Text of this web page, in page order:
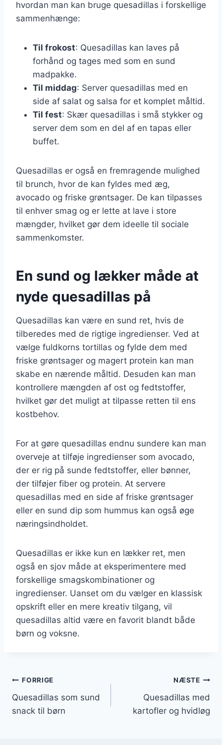
hvordan man kan bruge quesadillas i forskellige
sammenhænge:
Til frokost: Quesadillas kan laves på
forhånd og tages med som en sund
madpakke.
Til middag: Server quesadillas med en
side af salat og salsa for et komplet måltid.
Til fest: Skær quesadillas i små stykker og
server dem som en del af en tapas eller
buffet.
Quesadillas er også en fremragende mulighed
til brunch, hvor de kan fyldes med æg,
avocado og friske grøntsager. De kan tilpasses
til enhver smag og er lette at lave i store
mængder, hvilket gør dem ideelle til sociale
sammenkomster.
En sund og lækker måde at
nyde quesadillas på
Quesadillas kan være en sund ret, hvis de
tilberedes med de rigtige ingredienser. Ved at
vælge fuldkorns tortillas og fylde dem med
friske grøntsager og magert protein kan man
skabe en nærende måltid. Desuden kan man
kontrollere mængden af ost og fedtstoffer,
hvilket gør det muligt at tilpasse retten til ens
kostbehov.
For at gøre quesadillas endnu sundere kan man
overveje at tilføje ingredienser som avocado,
der er rig på sunde fedtstoffer, eller bønner,
der tilføjer fiber og protein. At servere
quesadillas med en side af friske grøntsager
eller en sund dip som hummus kan også øge
næringsindholdet.
Quesadillas er ikke kun en lækker ret, men
også en sjov måde at eksperimentere med
forskellige smagskombinationer og
ingredienser. Uanset om du vælger en klassisk
opskrift eller en mere kreativ tilgang, vil
quesadillas altid være en favorit blandt både
børn og voksne.
Indlægsnavigation
FORRIGE
Quesadillas som sund
snack til børn
NÆSTE
Quesadillas med
kartofler og hvidløg